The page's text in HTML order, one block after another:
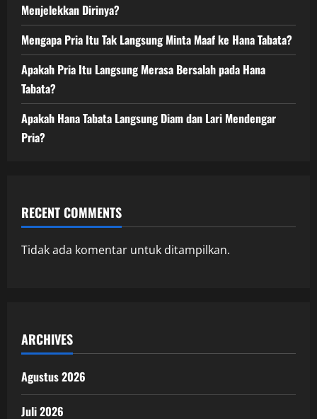
Menjelekkan Dirinya?
Mengapa Pria Itu Tak Langsung Minta Maaf ke Hana Tabata?
Apakah Pria Itu Langsung Merasa Bersalah pada Hana
Tabata?
Apakah Hana Tabata Langsung Diam dan Lari Mendengar
Pria?
RECENT COMMENTS
Tidak ada komentar untuk ditampilkan.
ARCHIVES
Agustus 2026
Juli 2026